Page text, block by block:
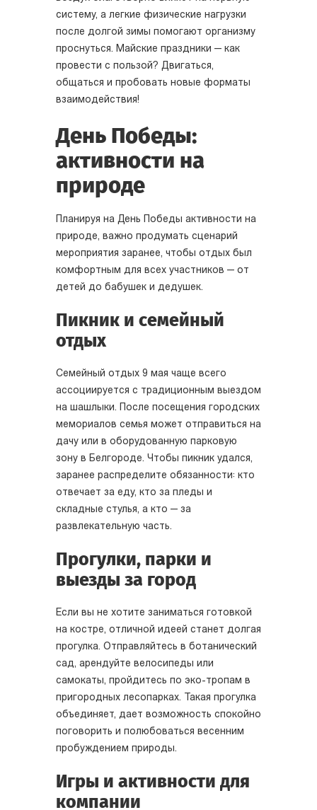
систему, а легкие физические нагрузки
после долгой зимы помогают организму
проснуться. Майские праздники — как
провести с пользой? Двигаться,
общаться и пробовать новые форматы
взаимодействия!
День Победы:
активности на
природе
Планируя на День Победы активности на
природе, важно продумать сценарий
мероприятия заранее, чтобы отдых был
комфортным для всех участников — от
детей до бабушек и дедушек.
Пикник и семейный
отдых
Семейный отдых 9 мая чаще всего
ассоциируется с традиционным выездом
на шашлыки. После посещения городских
мемориалов семья может отправиться на
дачу или в оборудованную парковую
зону в Белгороде. Чтобы пикник удался,
заранее распределите обязанности: кто
отвечает за еду, кто за пледы и
складные стулья, а кто — за
развлекательную часть.
Прогулки, парки и
выезды за город
Если вы не хотите заниматься готовкой
на костре, отличной идеей станет долгая
прогулка. Отправляйтесь в ботанический
сад, арендуйте велосипеды или
самокаты, пройдитесь по эко-тропам в
пригородных лесопарках. Такая прогулка
объединяет, дает возможность спокойно
поговорить и полюбоваться весенним
пробуждением природы.
Игры и активности для
компании